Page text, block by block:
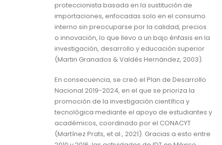
proteccionista basada en la sustitución de
importaciones, enfocadas solo en el consumo
interno sin preocuparse por la calidad, precios
o innovación, lo que llevo a un bajo énfasis en la
investigación, desarrollo y educación superior
(Martin Granados & Valdés Hernández, 2003).
En consecuencia, se creó el Plan de Desarrollo
Nacional 2019-2024, en el que se prioriza la
promoción de la investigación científica y
tecnológica mediante el apoyo de estudiantes y
académicos, coordinado por el CONACYT
(Martínez Prats, et al., 2021). Gracias a esto entre